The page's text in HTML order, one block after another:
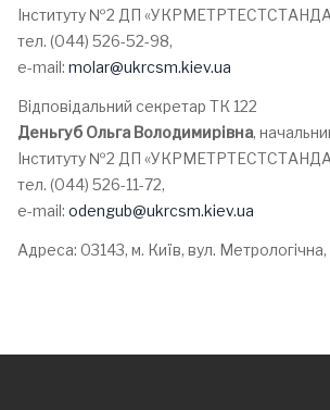
Інституту №2 ДП
тел. (044) 526-52-98,
е-mail: molar@ukrcsm.kiev.ua
Відповідальний секретар ТК 122
Деньгуб Ольга Володимирівна,
Інституту №2 ДП
тел. (044) 526-11-72,
е-mail: odengub@ukrcsm.kiev.ua
Адреса: 03143, м. Київ, вул.